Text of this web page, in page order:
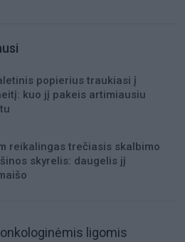
popierius traukiasi į
kuo jį pakeis artimiausiu
reikalingas trečiasis skalbimo
skyrelis: daugelis jį
ligomis